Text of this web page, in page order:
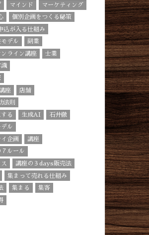
マインド マーケティング
個別企画をつくる秘策
込が入る仕組み
デル 副業
ライン講座 士業
識
座 店舗
法則
る 生成AI 石井徹
ル
企画 講座
ルール
講座の３days販売法
集まって売れる仕組み
集まる 集客